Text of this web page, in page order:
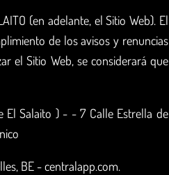
(en adelante, el Sitio Web). El
de los avisos y renuncias
el Sitio Web, se considerará que
El Salaito ) - - 7 Calle Estrella de
BE - centralapp.com.